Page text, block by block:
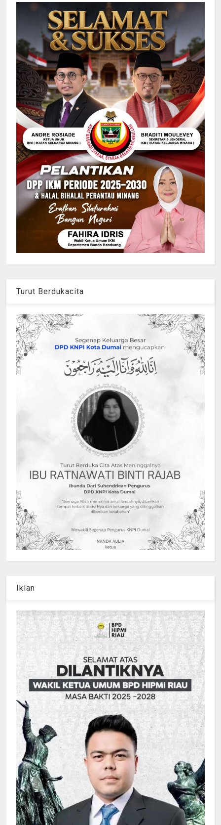
Turut Berdukacita
Iklan